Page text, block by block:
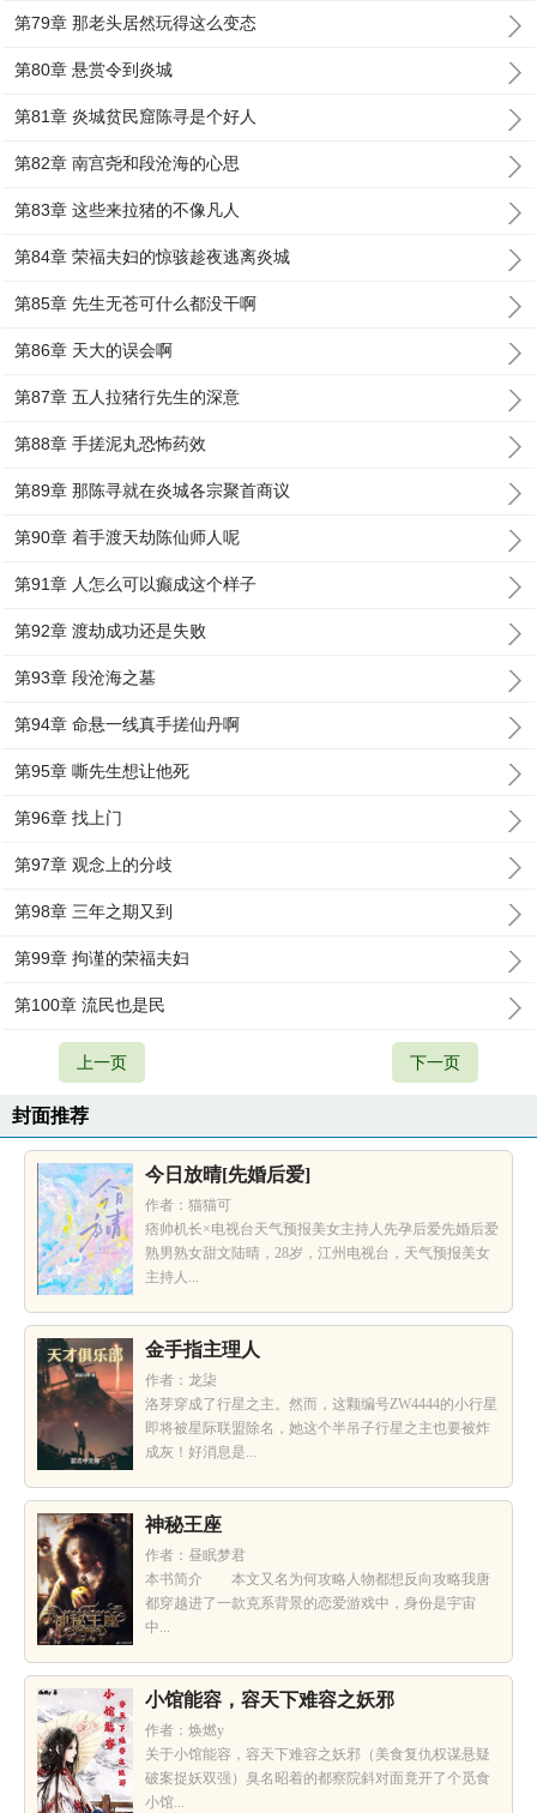
第79章 那老头居然玩得这么变态
第80章 悬赏令到炎城
第81章 炎城贫民窟陈寻是个好人
第82章 南宫尧和段沧海的心思
第83章 这些来拉猪的不像凡人
第84章 荣福夫妇的惊骇趁夜逃离炎城
第85章 先生无苍可什么都没干啊
第86章 天大的误会啊
第87章 五人拉猪行先生的深意
第88章 手搓泥丸恐怖药效
第89章 那陈寻就在炎城各宗聚首商议
第90章 着手渡天劫陈仙师人呢
第91章 人怎么可以癫成这个样子
第92章 渡劫成功还是失败
第93章 段沧海之墓
第94章 命悬一线真手搓仙丹啊
第95章 嘶先生想让他死
第96章 找上门
第97章 观念上的分歧
第98章 三年之期又到
第99章 拘谨的荣福夫妇
第100章 流民也是民
上一页 下一页
封面推荐
今日放晴[先婚后爱]
作者：猫猫可
痞帅机长×电视台天气预报美女主持人先孕后爱先婚后爱
熟男熟女甜文陆晴，28岁，江州电视台，天气预报美女
主持人...
金手指主理人
作者：龙柒
洛芽穿成了行星之主。然而，这颗编号ZW4444的小行星
即将被星际联盟除名，她这个半吊子行星之主也要被炸
成灰！好消息是...
神秘王座
作者：昼眠梦君
本书简介 本文又名为何攻略人物都想反向攻略我唐
都穿越进了一款克系背景的恋爱游戏中，身份是宇宙
中...
小馆能容，容天下难容之妖邪
作者：焕燃y
关于小馆能容，容天下难容之妖邪（美食复仇权谋悬疑
破案捉妖双强）臭名昭着的都察院斜对面竟开了个觅食
小馆...